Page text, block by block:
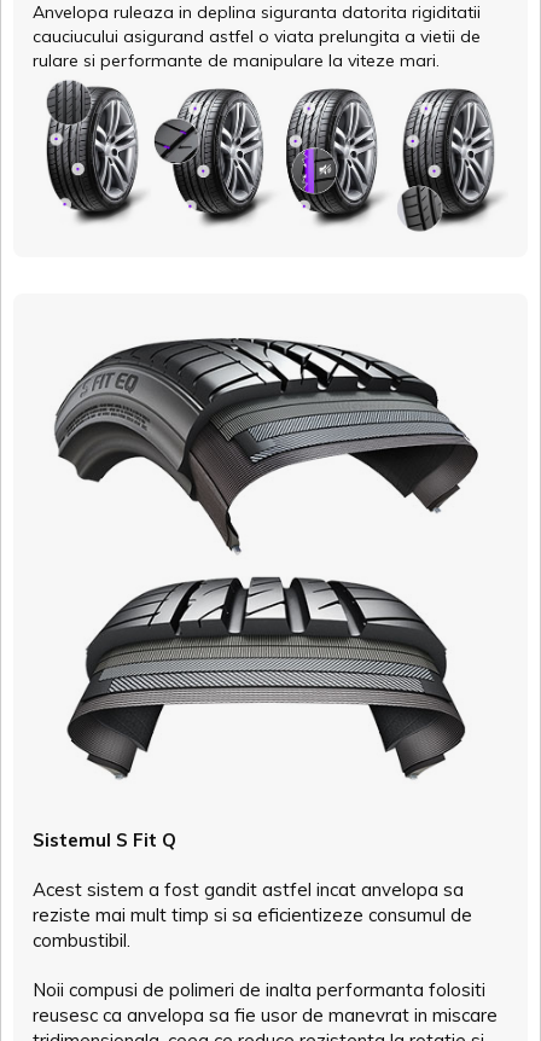
Anvelopa ruleaza in deplina siguranta datorita rigiditatii
cauciucului asigurand astfel o viata prelungita a vietii de
rulare si performante de manipulare la viteze mari.
Sistemul S Fit Q
Acest sistem a fost gandit astfel incat anvelopa sa
reziste mai mult timp si sa eficientizeze consumul de
combustibil.
Noii compusi de polimeri de inalta performanta folositi
reusesc ca anvelopa sa fie usor de manevrat in miscare